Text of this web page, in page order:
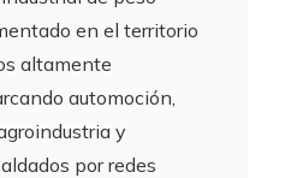
en el territorio
altamente
automoción,
y
por redes